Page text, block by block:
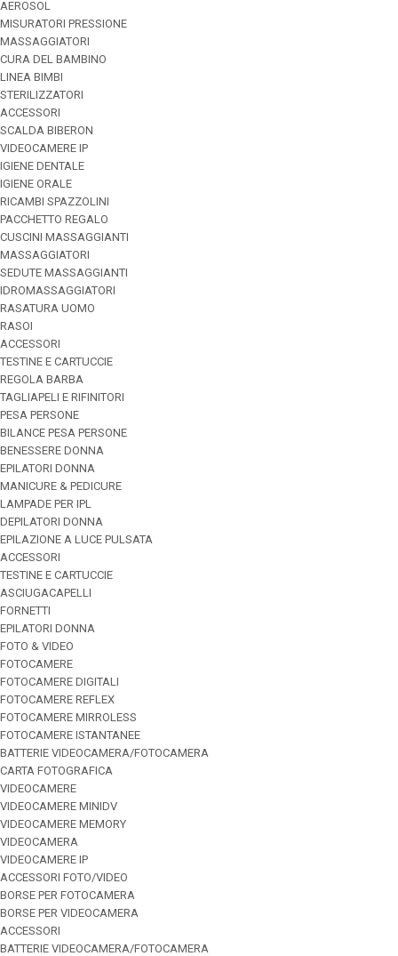
AEROSOL
MISURATORI PRESSIONE
MASSAGGIATORI
CURA DEL BAMBINO
LINEA BIMBI
STERILIZZATORI
ACCESSORI
SCALDA BIBERON
VIDEOCAMERE IP
IGIENE DENTALE
IGIENE ORALE
RICAMBI SPAZZOLINI
PACCHETTO REGALO
CUSCINI MASSAGGIANTI
MASSAGGIATORI
SEDUTE MASSAGGIANTI
IDROMASSAGGIATORI
RASATURA UOMO
RASOI
ACCESSORI
TESTINE E CARTUCCIE
REGOLA BARBA
TAGLIAPELI E RIFINITORI
PESA PERSONE
BILANCE PESA PERSONE
BENESSERE DONNA
EPILATORI DONNA
MANICURE & PEDICURE
LAMPADE PER IPL
DEPILATORI DONNA
EPILAZIONE A LUCE PULSATA
ACCESSORI
TESTINE E CARTUCCIE
ASCIUGACAPELLI
FORNETTI
EPILATORI DONNA
FOTO & VIDEO
FOTOCAMERE
FOTOCAMERE DIGITALI
FOTOCAMERE REFLEX
FOTOCAMERE MIRROLESS
FOTOCAMERE ISTANTANEE
BATTERIE VIDEOCAMERA/FOTOCAMERA
CARTA FOTOGRAFICA
VIDEOCAMERE
VIDEOCAMERE MINIDV
VIDEOCAMERE MEMORY
VIDEOCAMERA
VIDEOCAMERE IP
ACCESSORI FOTO/VIDEO
BORSE PER FOTOCAMERA
BORSE PER VIDEOCAMERA
ACCESSORI
BATTERIE VIDEOCAMERA/FOTOCAMERA